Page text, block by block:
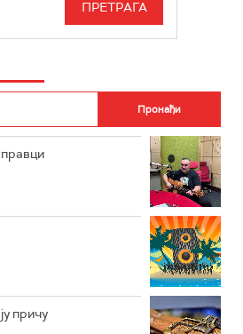
РАДИО РОКЕНРОЛЕР
РАДИО ЏЕЗЕР
ИНФО
причу